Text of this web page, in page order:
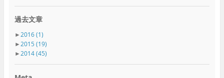
過去文章
►2016(1)
►2015(19)
►2014(45)